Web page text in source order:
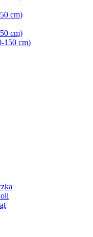
cm)
cm)
150 cm)